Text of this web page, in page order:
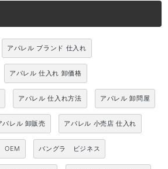
アパレル ブランド 仕入れ
アパレル 仕入れ 卸価格
アパレル 仕入れ方法 アパレル 卸問屋
パレル 卸販売 アパレル 小売店 仕入れ
OEM バングラ ビジネス